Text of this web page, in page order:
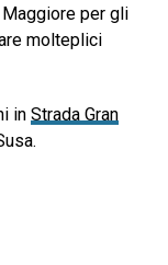
per gli
molteplici
in Strada Gran